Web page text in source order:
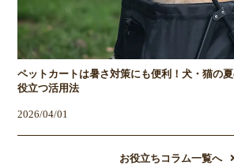
ペットカートは暑さ対策にも便利！犬・猫の
役立つ活用法
2026/04/01
お役立ちコラム一覧へ